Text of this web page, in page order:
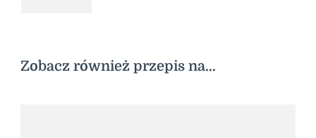
Zobacz również przepis na...